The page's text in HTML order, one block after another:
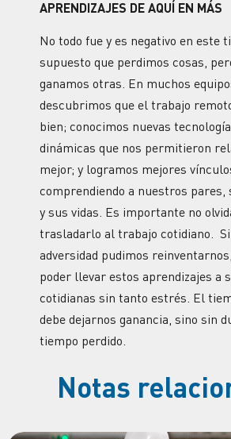
APRENDIZAJES DE AQUÍ EN MÁS
No todo fue y es negativo en este
supuesto que perdimos cosas,
ganamos otras. En muchos
descubrimos que el trabajo
bien; conocimos nuevas
dinámicas que nos permitieron
mejor; y logramos mejores
comprendiendo a nuestros pares,
y sus vidas. Es importante no
trasladarlo al trabajo cotidiano.
adversidad pudimos
poder llevar estos aprendizajes a
cotidianas sin tanto estrés. El
debe dejarnos ganancia, sino sin
tiempo perdido.
Notas